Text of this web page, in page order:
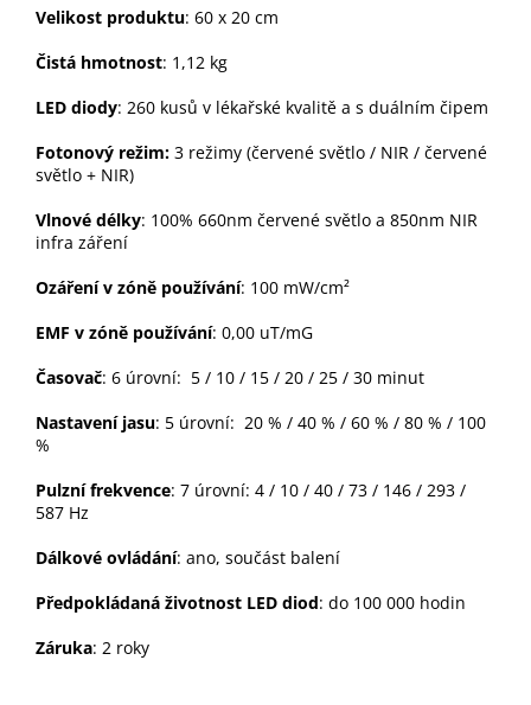
Velikost produktu: 60 x 20 cm
Čistá hmotnost: 1,12 kg
LED diody: 260 kusů v lékařské kvalitě a s duálním čipem
Fotonový režim: 3 režimy (červené světlo / NIR / červené
světlo + NIR)
Vlnové délky: 100% 660nm červené světlo a 850nm NIR
infra záření
Ozáření v zóně používání: 100 mW/cm²
EMF v zóně používání: 0,00 uT/mG
Časovač: 6 úrovní: 5 / 10 / 15 / 20 / 25 / 30 minut
Nastavení jasu: 5 úrovní: 20 % / 40 % / 60 % / 80 % / 100
%
Pulzní frekvence: 7 úrovní: 4 / 10 / 40 / 73 / 146 / 293 /
587 Hz
Dálkové ovládání: ano, součást balení
Předpokládaná životnost LED diod: do 100 000 hodin
Záruka: 2 roky